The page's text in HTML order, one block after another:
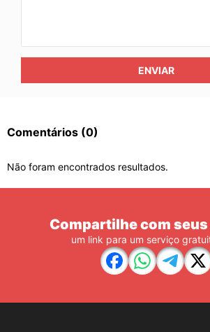
ENVIAR
Comentários (0)
Não foram encontrados resultados.
Compartilhe com
um link para um serviço